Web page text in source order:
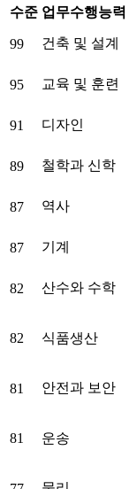
수준 업무수행능력
99 건축 및 설계
95 교육 및 훈련
91 디자인
89 철학과 신학
87 역사
87 기계
82 산수와 수학
82 식품생산
81 안전과 보안
81 운송